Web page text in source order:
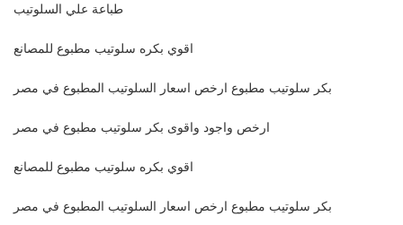
طباعة علي السلوتيب
اقوي بكره سلوتيب مطبوع للمصانع
بكر سلوتيب مطبوع ارخص اسعار السلوتيب المطبوع في مصر
ارخص واجود واقوى بكر سلوتيب مطبوع في مصر
اقوي بكره سلوتيب مطبوع للمصانع
بكر سلوتيب مطبوع ارخص اسعار السلوتيب المطبوع في مصر